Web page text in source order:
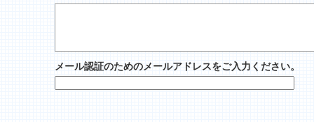
メール認証のためのメールアドレスをご入力ください。